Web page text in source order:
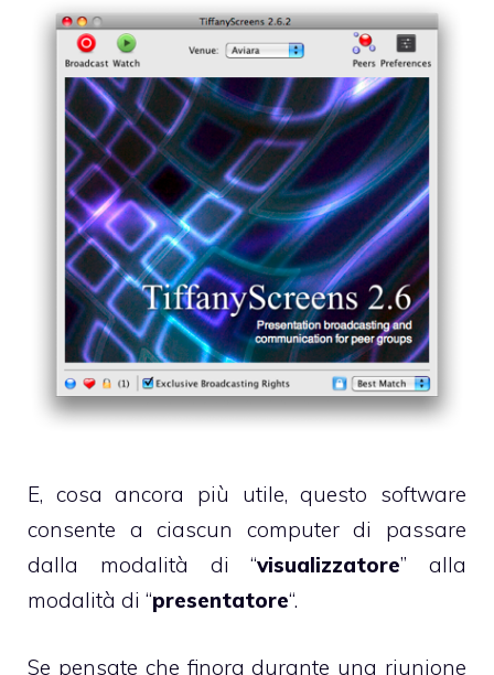
E, cosa ancora più utile, questo software
consente a ciascun computer di passare
dalla modalità di “visualizzatore” alla
modalità di “presentatore“.
Se pensate che finora durante una riunione